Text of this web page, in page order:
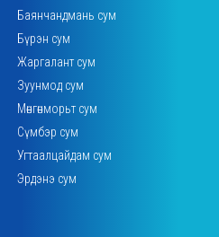
Баянчандмань сум
Бүрэн сум
Жаргалант сум
Зуунмод сум
Мөнгөнморьт сум
Сүмбэр сум
Угтаалцайдам сум
Эрдэнэ сум